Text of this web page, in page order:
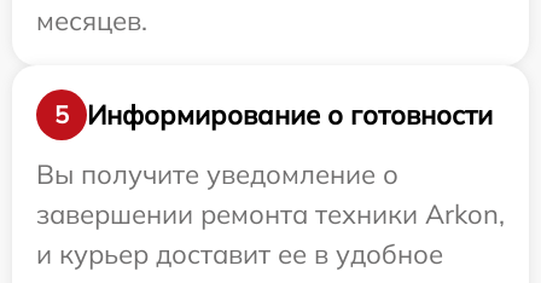
месяцев.
5
Информирование о готовности
Вы получите уведомление о
завершении ремонта техники Arkon,
и курьер доставит ее в удобное